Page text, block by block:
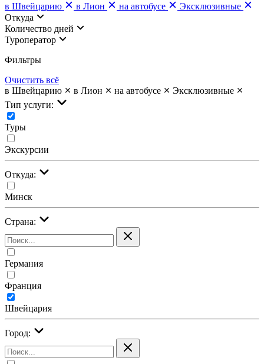
в Швейцарию
в Лион на автобусе
Эксклюзивные
Откуда
Количество дней
Туроператор
Фильтры
Очистить всё
в Швейцарию
в Лион на автобусе
Эксклюзивные
Тип услуги:
Туры
Экскурсии
Откуда:
Минск
Страна:
Германия
Франция
Швейцария
Город: